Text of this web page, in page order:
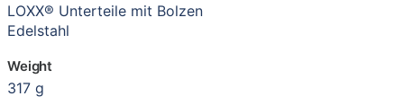
LOXX® Unterteile mit Bolzen
Edelstahl
Weight
317 g